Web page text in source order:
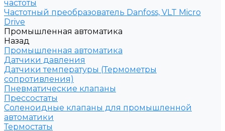
частоты
Частотный преобразователь Danfoss, VLT Micro
Drive
Промышленная автоматика
Назад
Промышленная автоматика
Датчики давления
Датчики температуры (Термометры
сопротивления)
Пневматические клапаны
Прессостаты
Соленоидные клапаны для промышленной
автоматики
Термостаты